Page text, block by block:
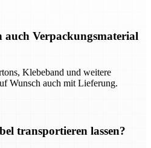
Verpackungsmaterial
Klebeband und weitere
Wunsch auch mit Lieferung.
transportieren lassen?